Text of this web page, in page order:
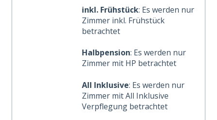
inkl. Frühstück: Es werden nur
Zimmer inkl. Frühstück
betrachtet
Halbpension: Es werden nur
Zimmer mit HP betrachtet
All Inklusive: Es werden nur
Zimmer mit All Inklusive
Verpflegung betrachtet